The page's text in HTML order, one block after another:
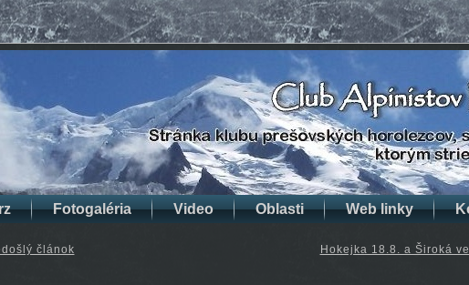
Fotogaléria Video Oblasti Web linky
článok Hokejka 18.8. a Široká